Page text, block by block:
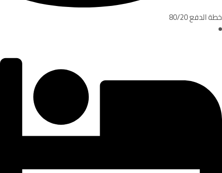
خطة الدفع 80/20